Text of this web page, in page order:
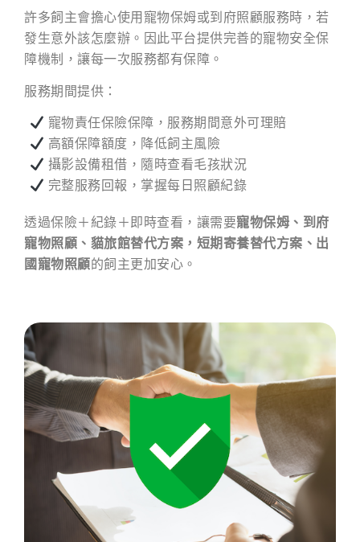
許多飼主會擔心使用寵物保姆或到府照顧服務時，若
發生意外該怎麼辦。因此平台提供完善的寵物安全保
障機制，讓每一次服務都有保障。
服務期間提供：
寵物責任保險保障，服務期間意外可理賠
高額保障額度，降低飼主風險
攝影設備租借，隨時查看毛孩狀況
完整服務回報，掌握每日照顧紀錄
透過保險＋紀錄＋即時查看，讓需要寵物保姆、到府
寵物照顧、貓旅館替代方案，短期寄養替代方案、出
國寵物照顧的飼主更加安心。